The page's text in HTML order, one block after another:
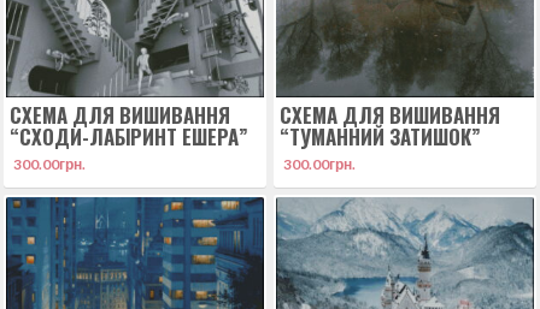
СХЕМА ДЛЯ ВИШИВАННЯ
“СХОДИ-ЛАБІРИНТ ЕШЕРА”
300.00грн.
СХЕМА ДЛЯ ВИШИВАННЯ
“ТУМАННИЙ ЗАТИШОК”
300.00грн.